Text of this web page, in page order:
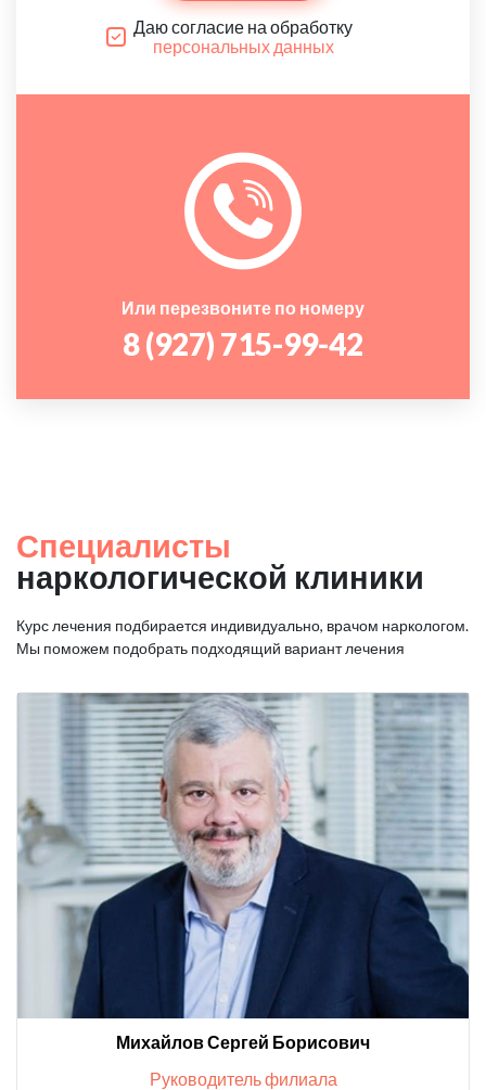
Даю согласие на обработку
персональных данных
Или перезвоните по номеру
8 (927) 715-99-42
Специалисты
наркологической клиники
Курс лечения подбирается индивидуально, врачом наркологом.
Мы поможем подобрать подходящий вариант лечения
Михайлов Сергей Борисович
Руководитель филиала